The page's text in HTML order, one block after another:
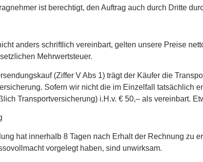
ist berechtigt, den Auftrag auch durch Dritte
anders schriftlich vereinbart, gelten unsere Preise
Mehrwertsteuer.
(Ziffer V Abs 1) trägt der Käufer die
Sofern wir nicht die im Einzelfall tatsächlich
Transportversicherung) i.H.v. € 50,– als vereinbart.
hat innerhalb 8 Tagen nach Erhalt der Rechnung zu
vorgelegt haben, sind unwirksam.